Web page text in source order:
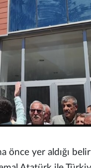
önce yer aldığı